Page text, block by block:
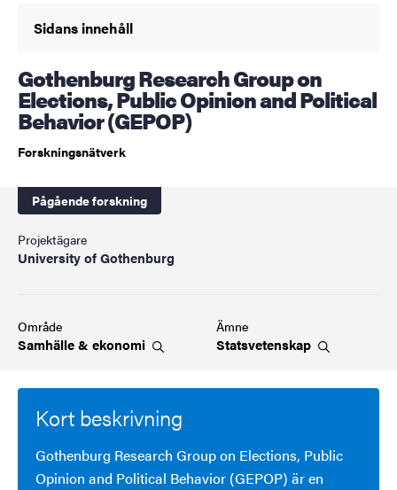
Sidans innehåll
Gothenburg Research Group on
Elections, Public Opinion and Political
Behavior (GEPOP)
Forskningsnätverk
Pågående forskning
Projektägare
University of Gothenburg
Område
Samhälle & ekonomi
Ämne
Statsvetenskap
Kort beskrivning
Gothenburg Research Group on Elections, Public
Opinion and Political Behavior (GEPOP) är en